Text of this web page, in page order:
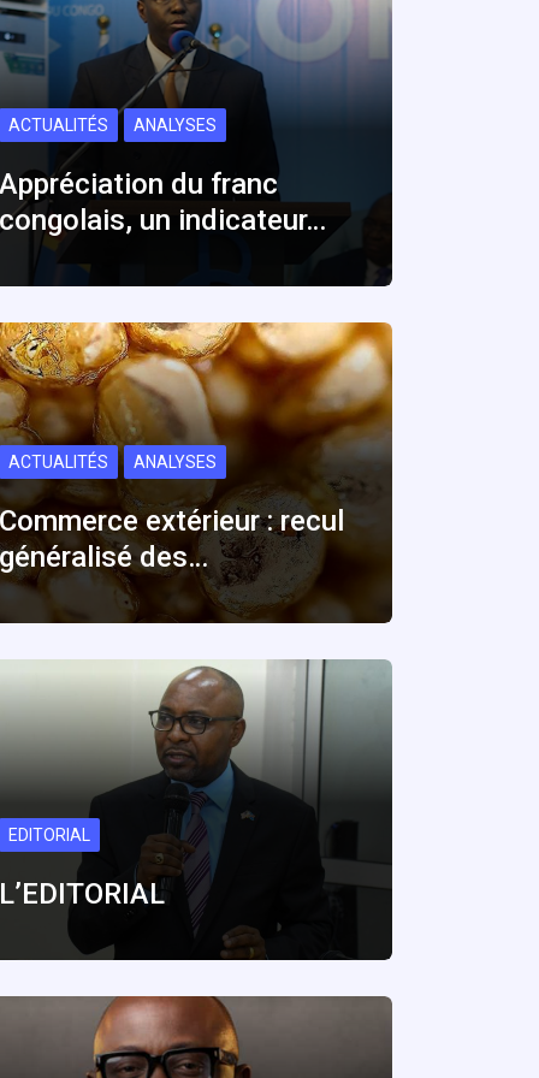
ACTUALITÉS ANALYSES
Appréciation du franc
congolais, un indicateur…
ACTUALITÉS ANALYSES
extérieur : recul
des…
EDITORIAL
L’EDITORIAL